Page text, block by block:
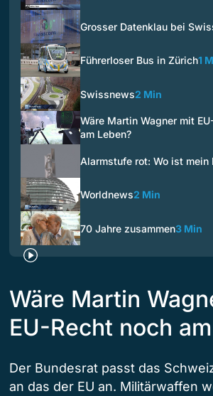
Grosser Datenklau bei
Führerloser Bus in Zürich1
Swissnews2 Min
Wäre Martin Wagner mit
am Leben?
Alarmstufe rot: Wo ist mein
Worldnews2 Min
70 Jahre zusammen3 Min
Wäre Martin
EU-Recht noch
Der Bundesrat passt das
an das der EU an. Militärwaffen